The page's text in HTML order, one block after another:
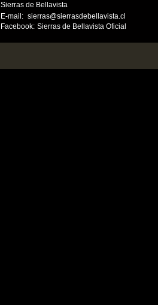
Sierras de Bellavista
E-mail: sierras@sierrasdebellavista.cl
Facebook: Sierras de Bellavista Oficial